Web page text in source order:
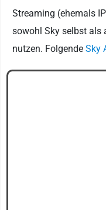
Streaming (ehemals
sowohl Sky selbst als
nutzen. Folgende Sky